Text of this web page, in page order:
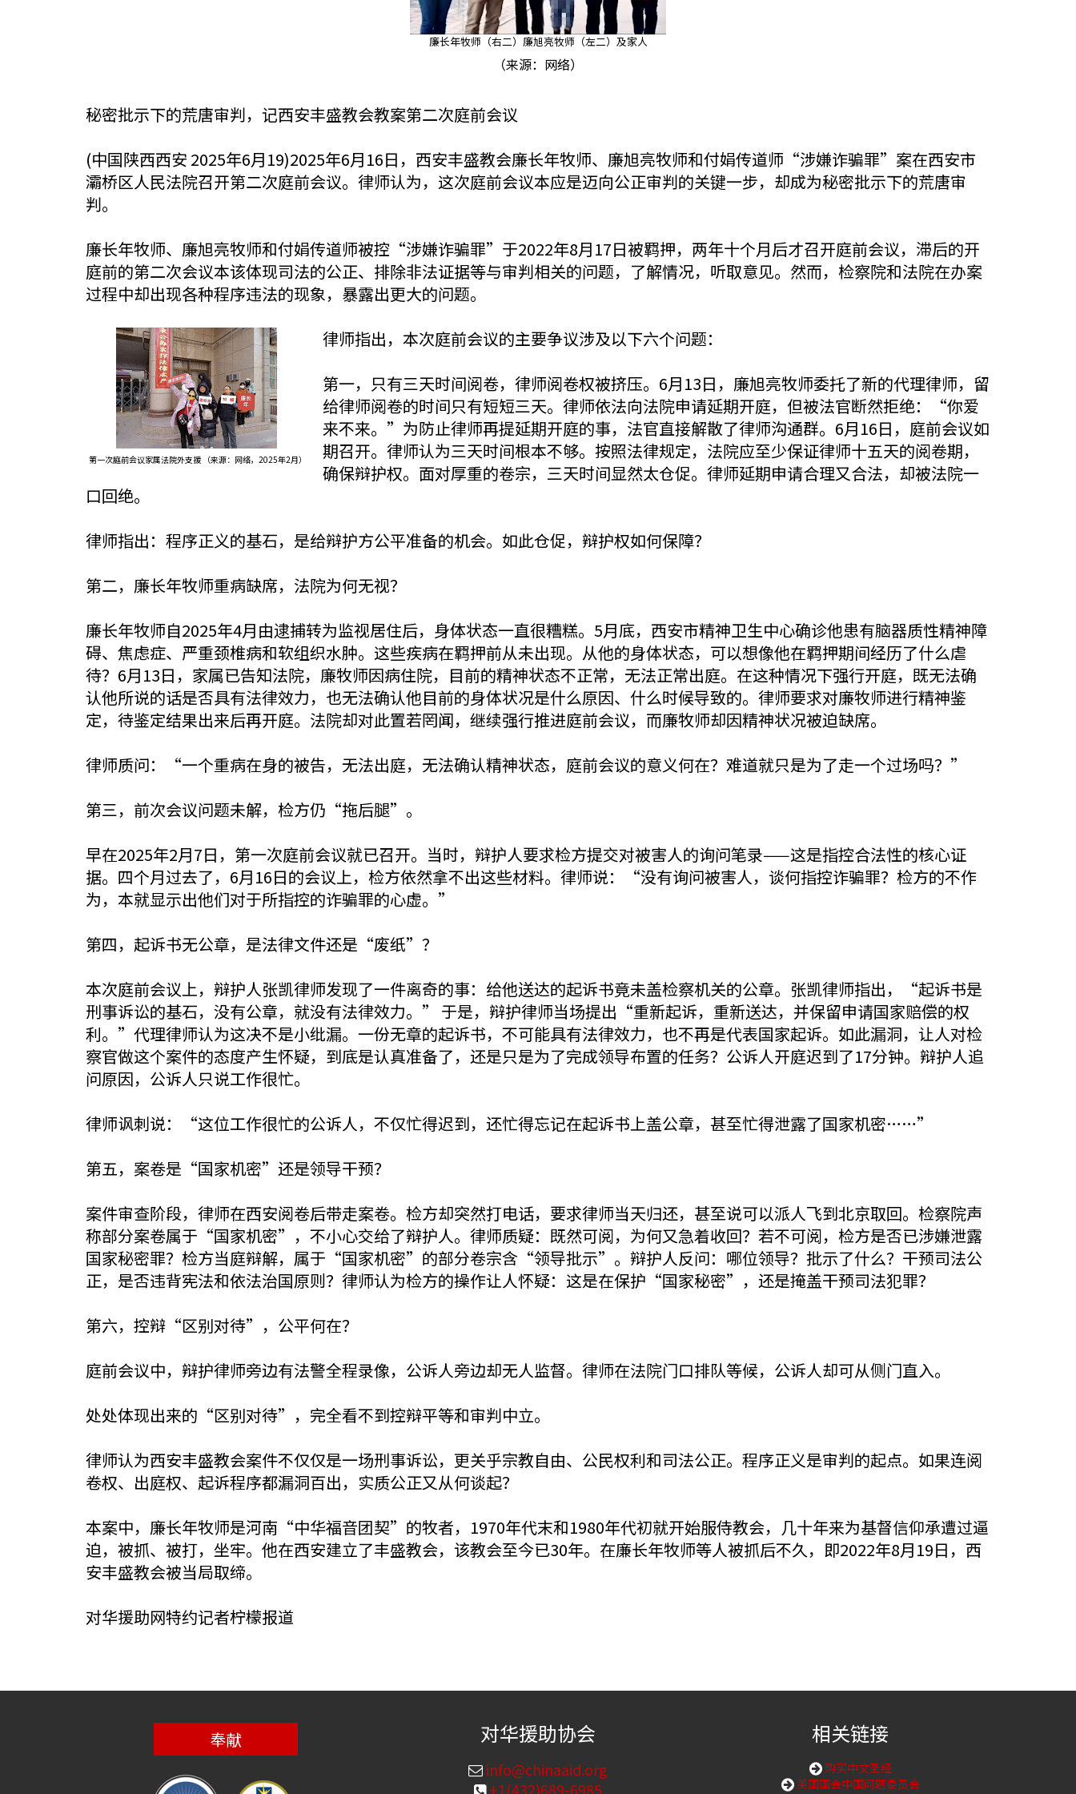
廉长年牧师（右二）廉旭亮牧师（左二） 及家人
（来源：网络）
秘密批示下的荒唐审判，记西安丰盛教会教案第二次庭前会议
(中国陕西西安 2025年6月19)2025年6月16日，西安丰盛教会廉长年牧师、廉旭亮牧师和付娟传道师“涉嫌诈骗罪”案在西安市
灞桥区人民法院召开第二次庭前会议。律师认为，这次庭前会议本应是迈向公正审判的关键一步，却成为秘密批示下的荒唐审
判。
廉长年牧师、廉旭亮牧师和付娟传道师被控“涉嫌诈骗罪”于2022年8月17日被羁押，两年十个月后才召开庭前会议，滞后的开
庭前的第二次会议本该体现司法的公正、排除非法证据等与审判相关的问题，了解情况，听取意见。然而，检察院和法院在办案
过程中却出现各种程序违法的现象，暴露出更大的问题。
第一次庭前会议家属法院外支援 （来源：网络，2025年2月）
律师指出，本次庭前会议的主要争议涉及以下六个问题：
第一，只有三天时间阅卷，律师阅卷权被挤压。6月13日，廉旭亮牧师委托了新的代理律师，留
给律师阅卷的时间只有短短三天。律师依法向法院申请延期开庭，但被法官断然拒绝：“你爱
来不来。”为防止律师再提延期开庭的事，法官直接解散了律师沟通群。6月16日，庭前会议如
期召开。律师认为三天时间根本不够。按照法律规定，法院应至少保证律师十五天的阅卷期，
确保辩护权。面对厚重的卷宗，三天时间显然太仓促。律师延期申请合理又合法，却被法院一
口回绝。
律师指出：程序正义的基石，是给辩护方公平准备的机会。如此仓促，辩护权如何保障？
第二，廉长年牧师重病缺席，法院为何无视？
廉长年牧师自2025年4月由逮捕转为监视居住后，身体状态一直很糟糕。5月底，西安市精神卫生中心确诊他患有脑器质性精神障
碍、焦虑症、严重颈椎病和软组织水肿。这些疾病在羁押前从未出现。从他的身体状态，可以想像他在羁押期间经历了什么虐
待？6月13日，家属已告知法院，廉牧师因病住院，目前的精神状态不正常，无法正常出庭。在这种情况下强行开庭，既无法确
认他所说的话是否具有法律效力，也无法确认他目前的身体状况是什么原因、什么时候导致的。律师要求对廉牧师进行精神鉴
定，待鉴定结果出来后再开庭。法院却对此置若罔闻，继续强行推进庭前会议，而廉牧师却因精神状况被迫缺席。
律师质问：“一个重病在身的被告，无法出庭，无法确认精神状态，庭前会议的意义何在？难道就只是为了走一个过场吗？”
第三，前次会议问题未解，检方仍“拖后腿”。
早在2025年2月7日，第一次庭前会议就已召开。当时，辩护人要求检方提交对被害人的询问笔录——这是指控合法性的核心证
据。四个月过去了，6月16日的会议上，检方依然拿不出这些材料。律师说：“没有询问被害人，谈何指控诈骗罪？检方的不作
为，本就显示出他们对于所指控的诈骗罪的心虚。”
第四，起诉书无公章，是法律文件还是“废纸”？
本次庭前会议上，辩护人张凯律师发现了一件离奇的事：给他送达的起诉书竟未盖检察机关的公章。张凯律师指出，“起诉书是
刑事诉讼的基石，没有公章，就没有法律效力。” 于是，辩护律师当场提出“重新起诉，重新送达，并保留申请国家赔偿的权
利。”代理律师认为这决不是小纰漏。一份无章的起诉书，不可能具有法律效力，也不再是代表国家起诉。如此漏洞，让人对检
察官做这个案件的态度产生怀疑，到底是认真准备了，还是只是为了完成领导布置的任务？公诉人开庭迟到了17分钟。辩护人追
问原因，公诉人只说工作很忙。
律师讽刺说：“这位工作很忙的公诉人，不仅忙得迟到，还忙得忘记在起诉书上盖公章，甚至忙得泄露了国家机密……”
第五，案卷是“国家机密”还是领导干预？
案件审查阶段，律师在西安阅卷后带走案卷。检方却突然打电话，要求律师当天归还，甚至说可以派人飞到北京取回。检察院声
称部分案卷属于“国家机密”，不小心交给了辩护人。律师质疑：既然可阅，为何又急着收回？若不可阅，检方是否已涉嫌泄露
国家秘密罪？检方当庭辩解，属于“国家机密”的部分卷宗含“领导批示”。辩护人反问：哪位领导？批示了什么？干预司法公
正，是否违背宪法和依法治国原则？律师认为检方的操作让人怀疑：这是在保护“国家秘密”，还是掩盖干预司法犯罪？
第六，控辩“区别对待”，公平何在？
庭前会议中，辩护律师旁边有法警全程录像，公诉人旁边却无人监督。律师在法院门口排队等候，公诉人却可从侧门直入。
处处体现出来的“区别对待”，完全看不到控辩平等和审判中立。
律师认为西安丰盛教会案件不仅仅是一场刑事诉讼，更关乎宗教自由、公民权利和司法公正。程序正义是审判的起点。如果连阅
卷权、出庭权、起诉程序都漏洞百出，实质公正又从何谈起？
本案中，廉长年牧师是河南“中华福音团契”的牧者，1970年代末和1980年代初就开始服侍教会，几十年来为基督信仰承遭过逼
迫，被抓、被打，坐牢。他在西安建立了丰盛教会，该教会至今已30年。在廉长年牧师等人被抓后不久，即2022年8月19日，西
安丰盛教会被当局取缔。
对华援助网特约记者柠檬报道
奉献 对华援助协会
info@chinaaid.org
+1(432)689-6985
相关链接
购买中文圣经
美国国会中国问题委员会